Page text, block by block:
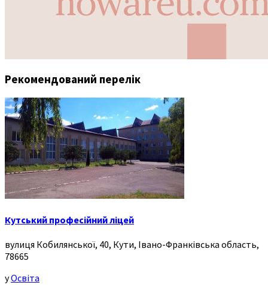
Рекомендований перелік
Кутський професійний ліцей
вулиця Кобилянської, 40, Кути, Івано-Франківська область,
78665
уОсвіта